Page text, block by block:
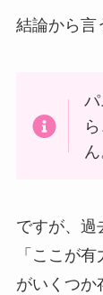
結論から言
ん
ですが、過
「ここが
がいくつか